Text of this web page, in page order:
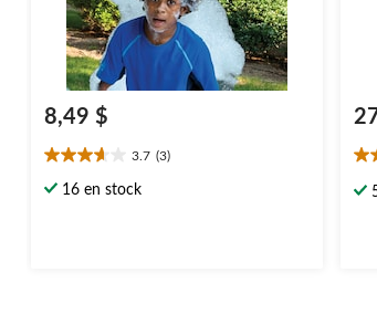
8,49 $
3.7 (3)
3.7
étoile(s)
16 en stock
2.6